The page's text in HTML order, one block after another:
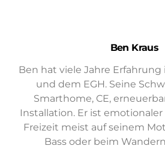
Ben Kraus
Ben hat viele Jahre
und dem EGH. Seine
Smarthome, CE,
Installation. Er ist
Freizeit meist auf seinem
Bass oder beim